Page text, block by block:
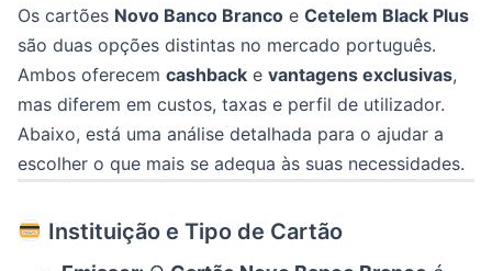
Os cartões Novo Banco Branco e Cetelem Black Plus
são duas opções distintas no mercado português.
Ambos oferecem cashback e vantagens exclusivas,
mas diferem em custos, taxas e perfil de utilizador.
Abaixo, está uma análise detalhada para o ajudar a
escolher o que mais se adequa às suas necessidades.
Instituição e Tipo de Cartão